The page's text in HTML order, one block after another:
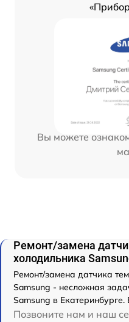
Вы можете
Ремонт/замена
холодильника
Ремонт/замена датчика
Samsung - несложная
Samsung в
Позвоните нам и наш